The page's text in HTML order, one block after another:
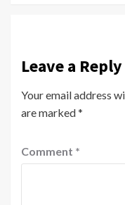
Leave a Reply
Your email address
are marked*
Comment *